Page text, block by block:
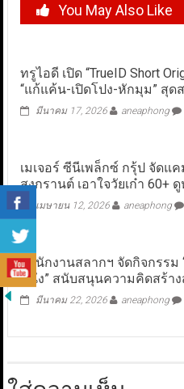
You May Also Like
ทรูไอดี เปิด “TrueID Short
“แก้แค้น-เปิดโปง-หักมุม” สุด
มีนาคม 17, 2026 aneaphong
เมเจอร์ ซีนีเพล็กซ์ กรุ้ป จัดแ
สงกรานต์ เอาใจวัยเก๋า 60+
เมษายน 12, 2026 aneaphong
สำนักงานสลากฯ จัดกิจกรรม
หนัง” สนับสนุนความคิดสร้าง
มีนาคม 22, 2026 aneaphong